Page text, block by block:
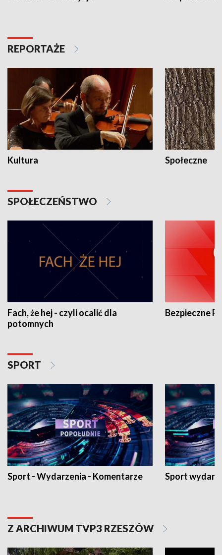
REPORTAŻE
Kultura Społeczne
SPOŁECZEŃSTWO
Fach, że hej - czyli ocalić dla
potomnych
Bezpieczne
SPORT
Sport - Wydarzenia - Komentarze Sport
Z ARCHIWUM TVP3 RZESZÓW